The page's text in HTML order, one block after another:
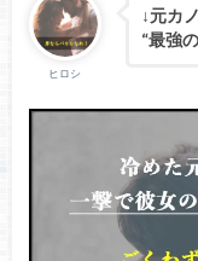
ヒロシ
↓元カ
“最強